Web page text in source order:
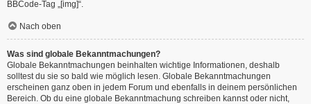
BBCode-Tag „[img]“.
Nach oben
Was sind globale Bekanntmachungen?
Globale Bekanntmachungen beinhalten wichtige Informationen, deshalb
solltest du sie so bald wie möglich lesen. Globale Bekanntmachungen
erscheinen ganz oben in jedem Forum und ebenfalls in deinem persönlichen
Bereich. Ob du eine globale Bekanntmachung schreiben kannst oder nicht,